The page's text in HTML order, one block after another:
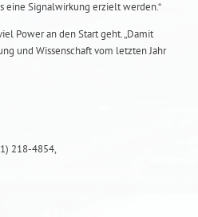
eine Signalwirkung erzielt werden.“
Power an den Start geht. „Damit
und Wissenschaft vom letzten Jahr
218-4854,